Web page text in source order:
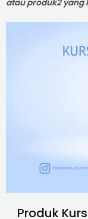
atau produk2 yang
Produk